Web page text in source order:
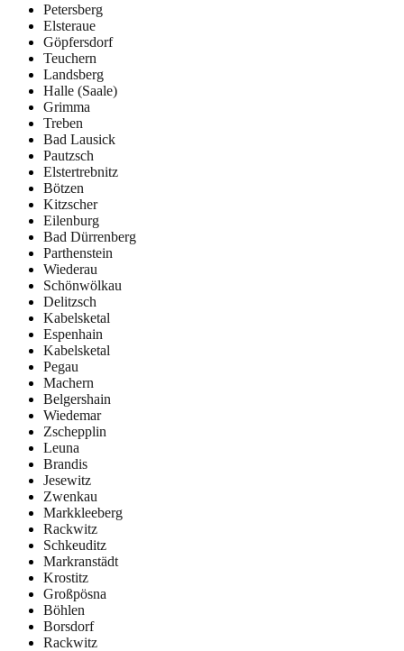
Petersberg
Elsteraue
Göpfersdorf
Teuchern
Landsberg
Halle (Saale)
Grimma
Treben
Bad Lausick
Pautzsch
Elstertrebnitz
Bötzen
Kitzscher
Eilenburg
Bad Dürrenberg
Parthenstein
Wiederau
Schönwölkau
Delitzsch
Kabelsketal
Espenhain
Kabelsketal
Pegau
Machern
Belgershain
Wiedemar
Zschepplin
Leuna
Brandis
Jesewitz
Zwenkau
Markkleeberg
Rackwitz
Schkeuditz
Markranstädt
Krostitz
Großpösna
Böhlen
Borsdorf
Rackwitz